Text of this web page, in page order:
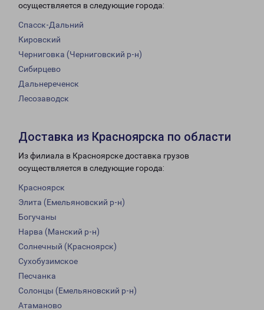
осуществляется в следующие города:
Спасск-Дальний
Кировский
Черниговка (Черниговский р-н)
Сибирцево
Дальнереченск
Лесозаводск
Доставка из Красноярска по области
Из филиала в Красноярске доставка грузов
осуществляется в следующие города:
Красноярск
Элита (Емельяновский р-н)
Богучаны
Нарва (Манский р-н)
Солнечный (Красноярск)
Сухобузимское
Песчанка
Солонцы (Емельяновский р-н)
Атаманово